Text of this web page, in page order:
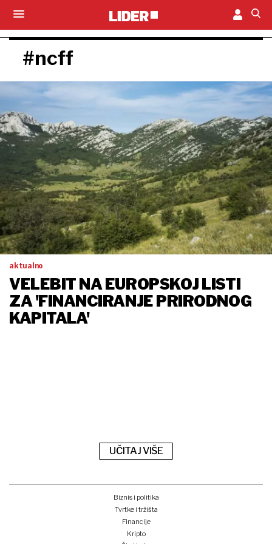
#ncff
aktualno
VELEBIT NA EUROPSKOJ LISTI
ZA 'FINANCIRANJE PRIRODNOG
KAPITALA'
UČITAJ VIŠE
Biznis i politika
Tvrtke i tržišta
Financije
Kripto